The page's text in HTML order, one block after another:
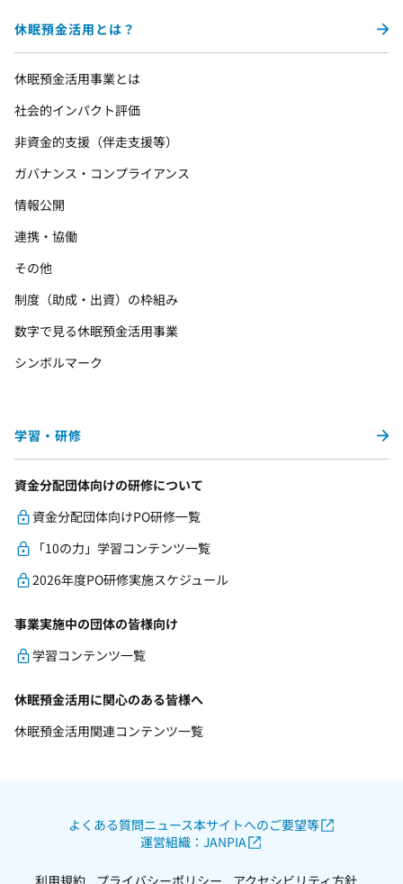
休眠預金活用とは？
休眠預金活用事業とは
社会的インパクト評価
非資金的支援（伴走支援等）
ガバナンス・コンプライアンス
情報公開
連携・協働
その他
制度（助成・出資）の枠組み
数字で見る休眠預金活用事業
シンボルマーク
学習・研修
資金分配団体向けの研修について
資金分配団体向けPO研修一覧
「10の力」学習コンテンツ一覧
2026年度PO研修実施スケジュール
事業実施中の団体の皆様向け
学習コンテンツ一覧
休眠預金活用に関心のある皆様へ
休眠預金活用関連コンテンツ一覧
よくある質問ニュース本サイトへのご要望等
運営組織：JANPIA
利用規約 プライバシーポリシー アクセシビリティ方針